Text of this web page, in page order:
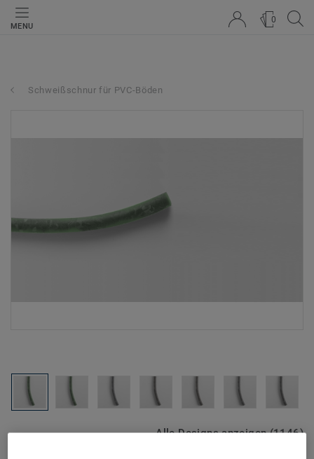
MENU
0
Schweißschnur für PVC-Böden
Alle Designs anzeigen (1146)